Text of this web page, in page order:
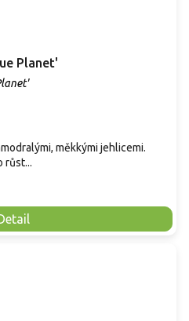
Planet'
měkkými jehlicemi.
růst...